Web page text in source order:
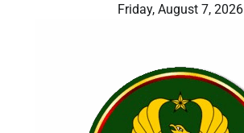
Friday, August 7, 2026